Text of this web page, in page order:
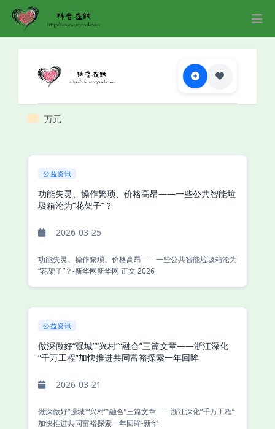
万元
公益资讯
功能失灵、操作繁琐、价格高昂——一些公共智能垃
圾箱沦为“花架子”？
2026-03-25
功能失灵、操作繁琐、价格高昂——一些公共智能垃圾箱沦为
“花架子”？-新华网新华网 正文 2026
公益资讯
做深做好“强城”“兴村”“融合”三篇文章——浙江深化
“千万工程”加快推进共同富裕探索一年回眸
2026-03-21
做深做好“强城”“兴村”“融合”三篇文章——浙江深化“千万工程”
加快推进共同富裕探索一年回眸-新华